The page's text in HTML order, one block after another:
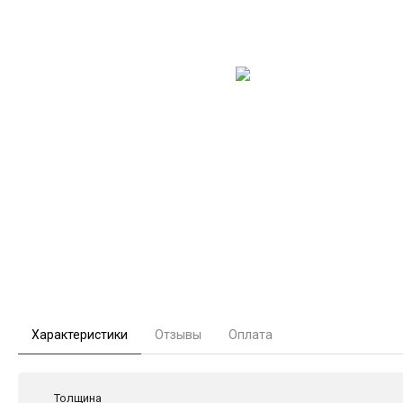
Характеристики Отзывы Оплата
Толщина